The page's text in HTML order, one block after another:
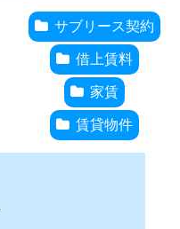
サブリース契約
借上賃料
家賃
賃貸物件